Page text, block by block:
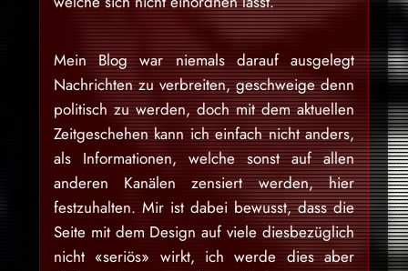
Mein Blog war niemals darauf ausgelegt
Nachrichten zu verbreiten, geschweige denn
politisch zu werden, doch mit dem aktuellen
Zeitgeschehen kann ich einfach nicht anders,
als Informationen, welche sonst auf allen
anderen Kanälen zensiert werden, hier
festzuhalten. Mir ist dabei bewusst, dass die
Seite mit dem Design auf viele diesbezüglich
nicht «seriös» wirkt, ich werde dies aber